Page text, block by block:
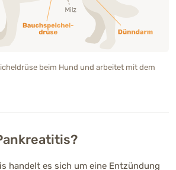
beim Hund und arbeitet mit dem
handelt es sich um eine Entzündung